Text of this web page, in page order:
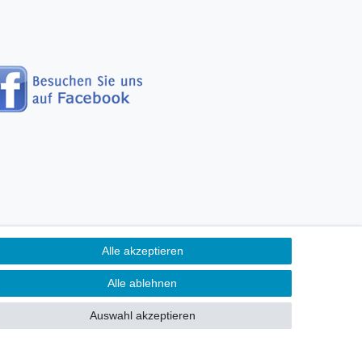
Alle akzeptieren
Alle ablehnen
Auswahl akzeptieren